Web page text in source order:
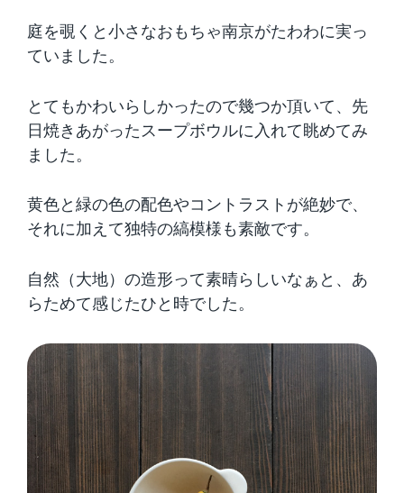
庭を覗くと小さなおもちゃ南京がたわわに実っ
ていました。
とてもかわいらしかったので幾つか頂いて、先
日焼きあがったスープボウルに入れて眺めてみ
ました。
黄色と緑の色の配色やコントラストが絶妙で、
それに加えて独特の縞模様も素敵です。
自然（大地）の造形って素晴らしいなぁと、あ
らためて感じたひと時でした。